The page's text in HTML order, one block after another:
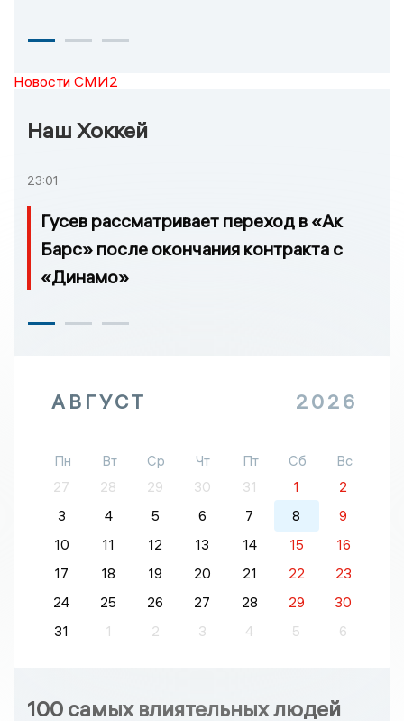
Новости СМИ2
Наш Хоккей
23:01
Гусев рассматривает переход в «Ак
Барс» после окончания контракта с
«Динамо»
АВГУСТ 2026
Пн Вт Ср Чт Пт Сб
Вс
27
28 29 30 31 1
2
3
4 5 6 7 8
9
10
11 12 13 14 15
16
17
18 19 20 21 22
23
24
25 26 27 28 29
30
31
1 2 3 4 5 6
100 самых влиятельных людей